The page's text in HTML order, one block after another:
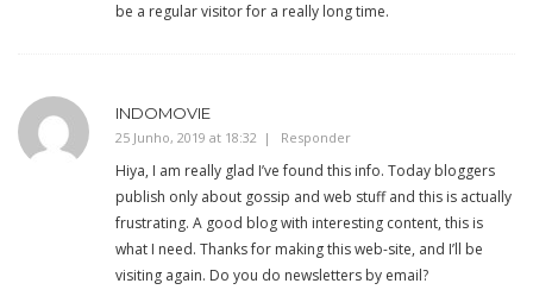
be a regular visitor for a really long time.
INDOMOVIE
25 Junho, 2019 at 18:32 Responder
Hiya, I am really glad I’ve found this info. Today bloggers
publish only about gossip and web stuff and this is actually
frustrating. A good blog with interesting content, this is
what I need. Thanks for making this web-site, and I’ll be
visiting again. Do you do newsletters by email?